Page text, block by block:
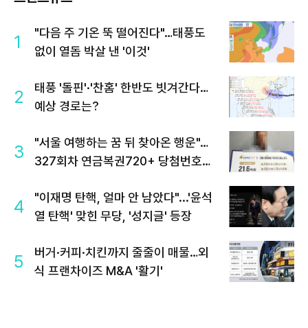
1
"다음 주 기온 뚝 떨어진다"…태풍도
없이 열돔 박살 낸 '이것'
2
태풍 '돌핀'·'찬홈' 한반도 빗겨간다…
예상 경로는?
3
"서울 여행하는 꿈 뒤 찾아온 행운"…
327회차 연금복권720+ 당첨번호조
4
"이재명 탄핵, 얼마 안 남았다"...'윤석
열 탄핵' 맞힌 무당, '성지글' 등장
5
버거·커피·치킨까지 줄줄이 매물…외
식 프랜차이즈 M&A '활기'